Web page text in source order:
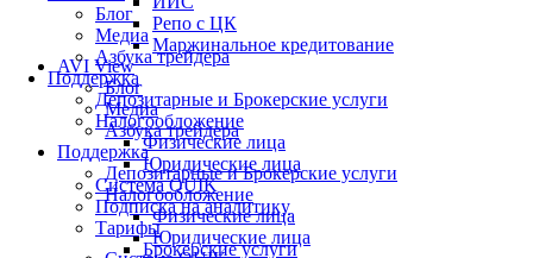
Блог
Медиа
Азбука трейдера
Поддержка
Депозитарные и Брокерские услуги
Налогообложение
Физические лица
Юридические лица
Система QUIK
Подписка на аналитику
Тарифы
Брокерские услуги
Репо с ЦК
Маржинальное кредитование
AVI View
Блог
Медиа
Азбука трейдера
Поддержка
Депозитарные и Брокерские услуги
Налогообложение
Физические лица
Юридические лица